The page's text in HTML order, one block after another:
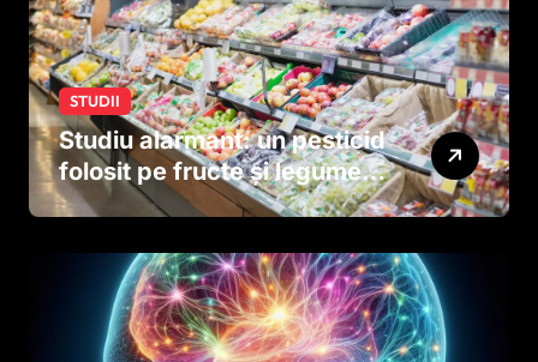
STUDII
Studiu alarmant: un pesticid
folosit pe fructe și legume
ar putea afecta dezvoltarea
dinainte de naștere